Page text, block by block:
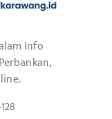
Info